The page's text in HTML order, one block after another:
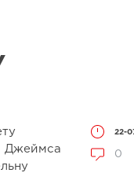
22-
0
Джеймса